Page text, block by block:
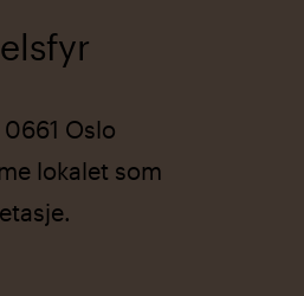
Oslo
lokalet som